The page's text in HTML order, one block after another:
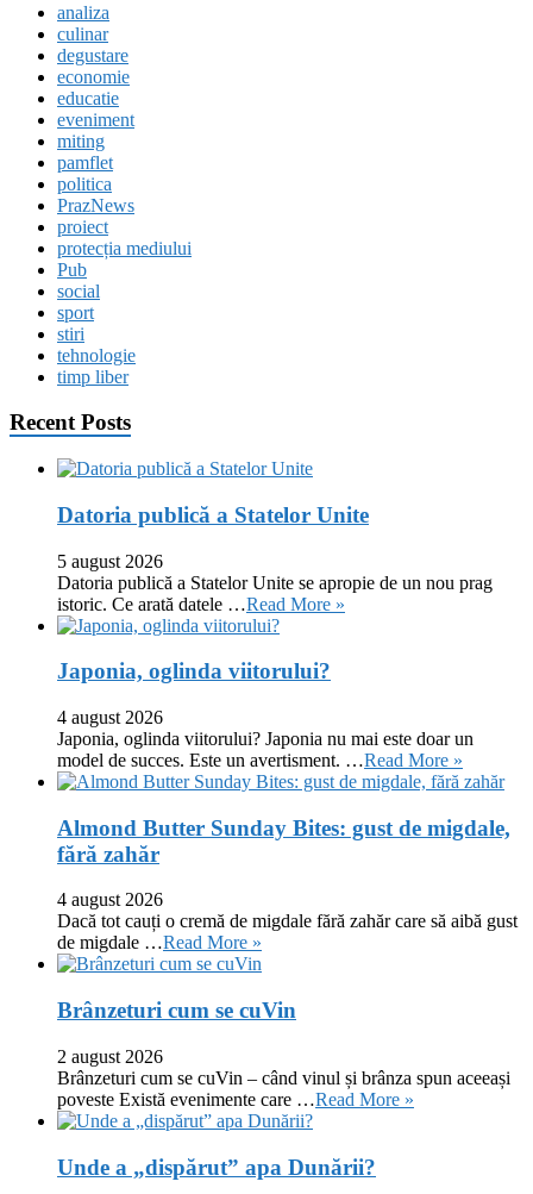
analiza
culinar
degustare
economie
educatie
eveniment
miting
pamflet
politica
PrazNews
proiect
protecția mediului
Pub
social
sport
stiri
tehnologie
timp liber
Recent Posts
Datoria publică a Statelor Unite
5 august 2026
Datoria publică a Statelor Unite se apropie de un nou prag
istoric. Ce arată datele …Read More »
Japonia, oglinda viitorului?
4 august 2026
Japonia, oglinda viitorului? Japonia nu mai este doar un
model de succes. Este un avertisment. …Read More »
Almond Butter Sunday Bites: gust de migdale,
fără zahăr
4 august 2026
Dacă tot cauți o cremă de migdale fără zahăr care să aibă gust
de migdale …Read More »
Brânzeturi cum se cuVin
2 august 2026
Brânzeturi cum se cuVin – când vinul și brânza spun aceeași
poveste Există evenimente care …Read More »
Unde a „dispărut” apa Dunării?